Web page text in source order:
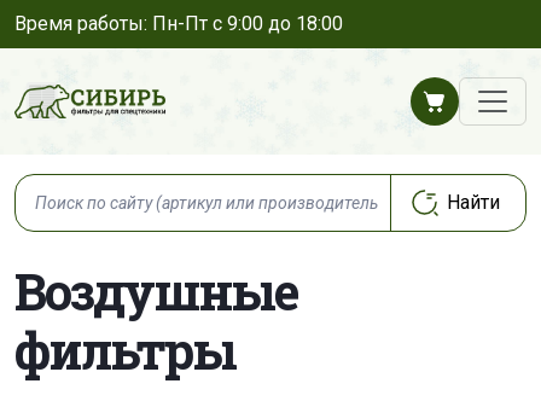
Время работы: Пн-Пт с 9:00 до 18:00
Воздушные
фильтры